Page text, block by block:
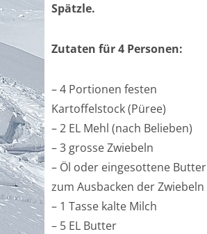
Spätzle.
Zutaten für 4 Personen:
– 4 Portionen festen
Kartoffelstock (Püree)
– 2 EL Mehl (nach Belieben)
– 3 grosse Zwiebeln
– Öl oder eingesottene Butter
zum Ausbacken der Zwiebeln
– 1 Tasse kalte Milch
– 5 EL Butter